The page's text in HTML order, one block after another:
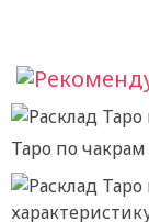
Таро по чакрам